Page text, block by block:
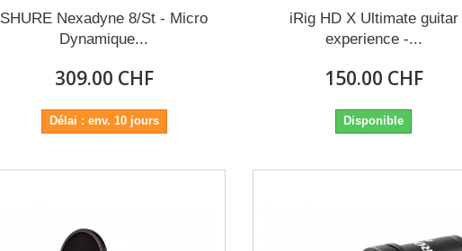
SHURE Nexadyne 8/St - Micro
Dynamique...
309.00 CHF
Délai : env. 10 jours
iRig HD X Ultimate guitar
experience -...
150.00 CHF
Disponible